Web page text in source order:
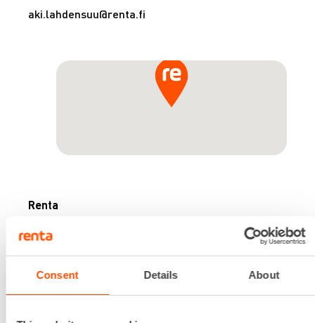
Consent Details About
aki.lahdensuu@renta.fi
Renta
Renta on paikallinen ja
palveleva konevuokraamo
Espoossa